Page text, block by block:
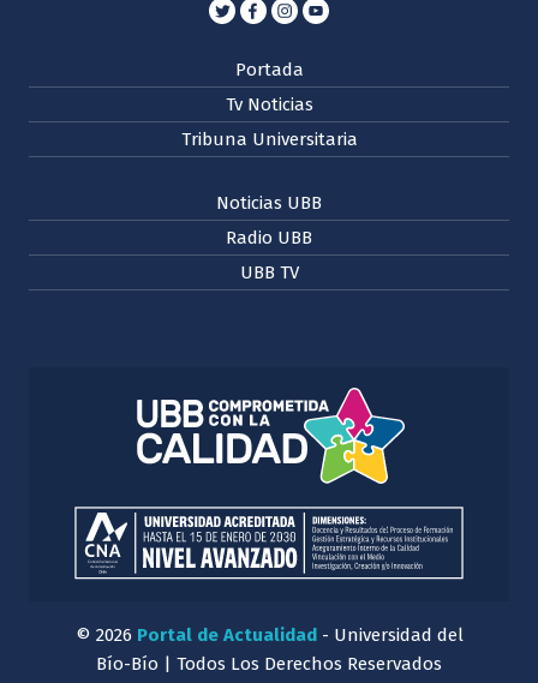
Portada
Tv Noticias
Tribuna Universitaria
Noticias UBB
Radio UBB
UBB TV
© 2026 Portal de Actualidad- Universidad del
Bío-Bío | Todos Los Derechos Reservados